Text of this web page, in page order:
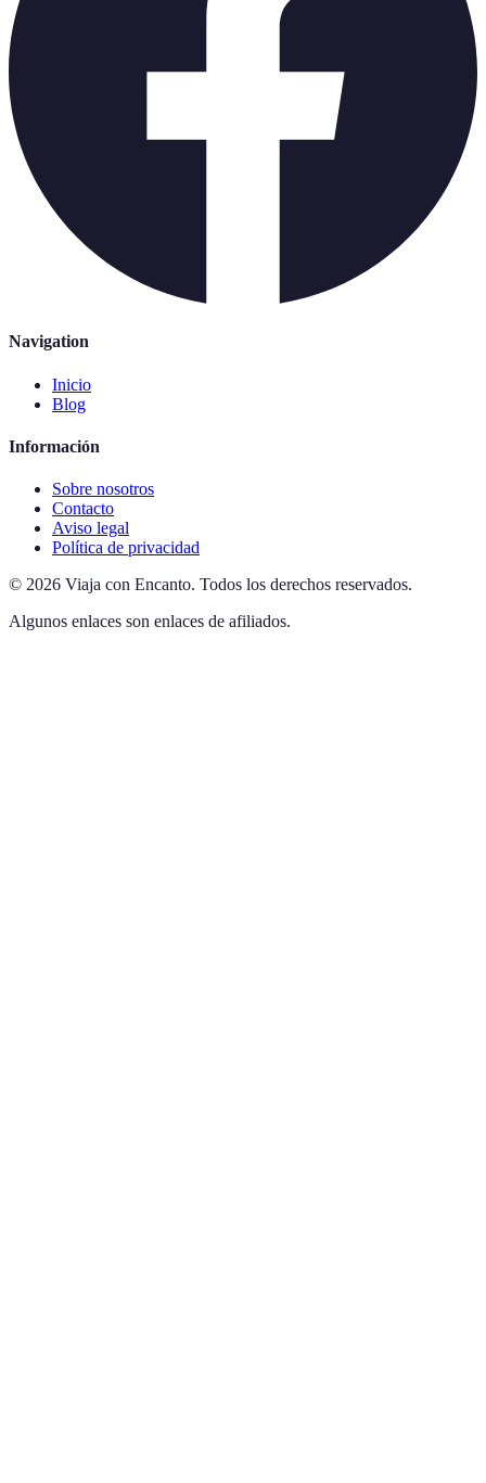
Navigation
Inicio
Blog
Información
Sobre nosotros
Contacto
Aviso legal
Política de privacidad
© 2026 Viaja con Encanto. Todos los derechos reservados.
Algunos enlaces son enlaces de afiliados.